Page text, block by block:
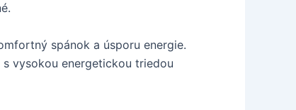
spánok a úsporu energie.
vysokou energetickou triedou